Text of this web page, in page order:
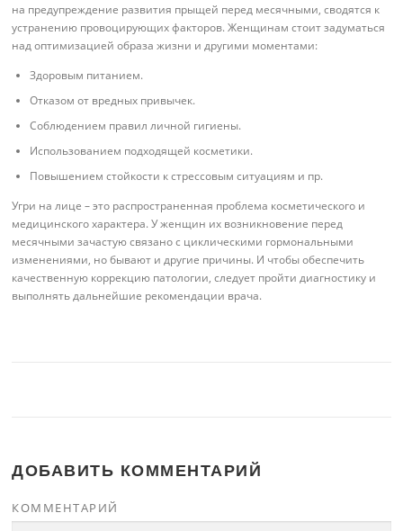
на предупреждение развития прыщей перед месячными, сводятся к
устранению провоцирующих факторов. Женщинам стоит задуматься
над оптимизацией образа жизни и другими моментами:
Здоровым питанием.
Отказом от вредных привычек.
Соблюдением правил личной гигиены.
Использованием подходящей косметики.
Повышением стойкости к стрессовым ситуациям и пр.
Угри на лице – это распространенная проблема косметического и
медицинского характера. У женщин их возникновение перед
месячными зачастую связано с циклическими гормональными
изменениями, но бывают и другие причины. И чтобы обеспечить
качественную коррекцию патологии, следует пройти диагностику и
выполнять дальнейшие рекомендации врача.
ДОБАВИТЬ КОММЕНТАРИЙ
КОММЕНТАРИЙ